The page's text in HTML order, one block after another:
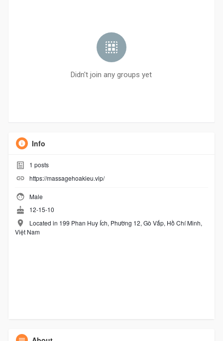
Didn't join any groups yet
Info
1 posts
https://massagehoakieu.vip/
Male
12-15-10
Located in 199 Phan Huy Ích, Phường 12, Gò Vấp, Hồ Chí Minh,
Việt Nam